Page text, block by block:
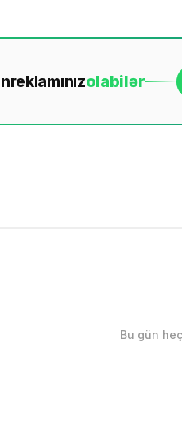
reklamınızolabilər
Bu gün